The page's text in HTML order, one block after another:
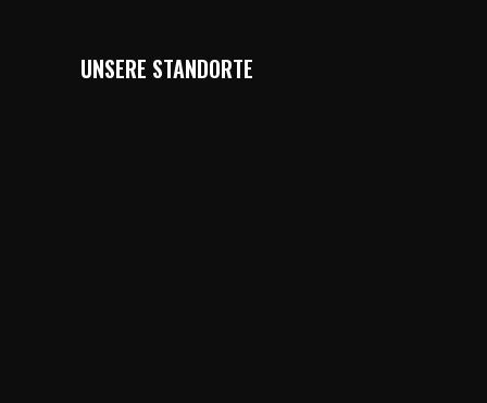
UNSERE STANDORTE